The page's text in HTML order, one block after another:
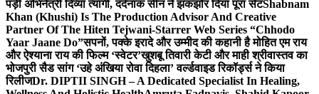
पड़ीं अभिनेत्री दिव्या त्यागी, दर्दनाक सीन ने झकझोर दिया पूरा सेटShabnam
Khan (Khushi) Is The Production Advisor And Creative
Partner Of The Hiten Tejwani-Starrer Web Series “Chhodo
Yaar Jaane Do”सपनों, पक्के इरादे और उम्मीद की कहानी है मोहित एम राय
और ऐश्याना राय की फिल्म ‘स्वेटर’खुशबू तिवारी केटी और माही श्रीवास्तव का
भोजपुरी सैड सांग ‘उहे अंखिया रोवा दिहला’ वर्ल्डवाइड रिकॉर्ड्स ने किया
रिलीजDr. DIPTII SINGH – A Dedicated Specialist In Healing,